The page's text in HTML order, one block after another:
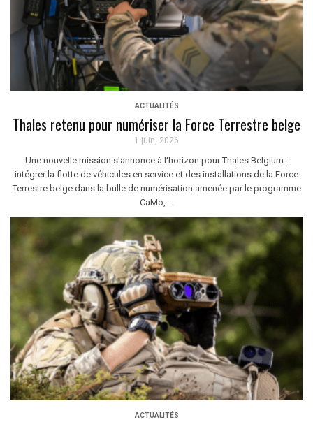
ACTUALITÉS
Thales retenu pour numériser la Force Terrestre belge
1 juin, 2026
Une nouvelle mission s'annonce à l'horizon pour Thales Belgium :
intégrer la flotte de véhicules en service et des installations de la Force
Terrestre belge dans la bulle de numérisation amenée par le programme
CaMo, ...
ACTUALITÉS